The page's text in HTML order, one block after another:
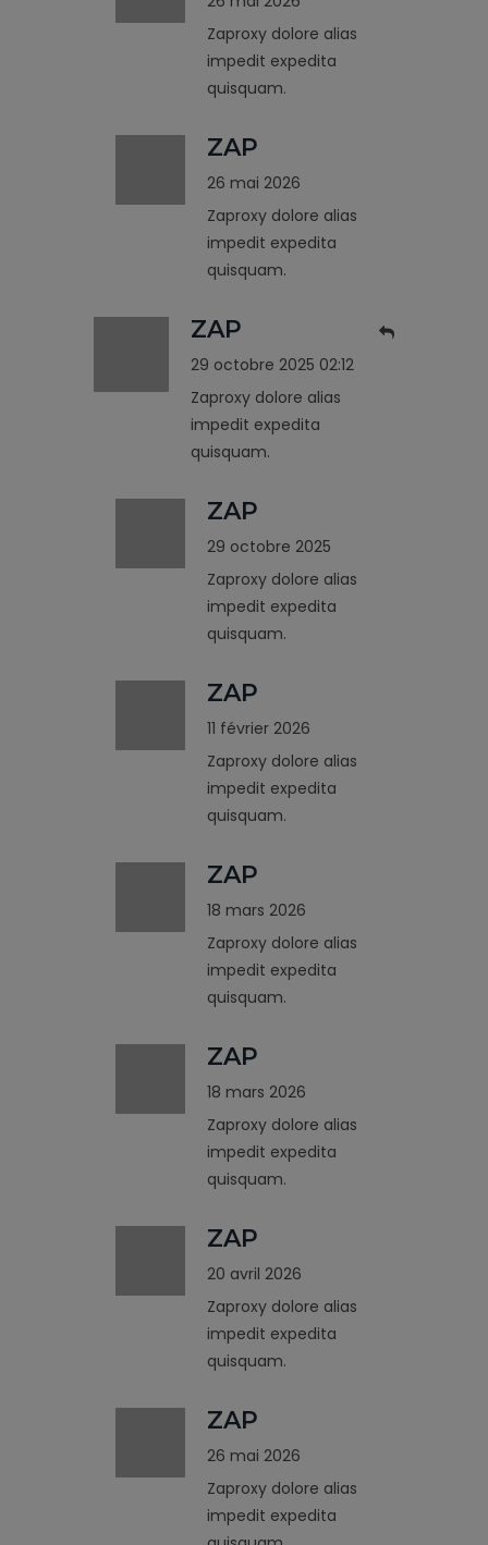
Zaproxy dolore alias
impedit expedita
quisquam.
ZAP
26 mai 2026
Zaproxy dolore alias
impedit expedita
quisquam.
ZAP
29 octobre 2025 02:12
Zaproxy dolore alias
impedit expedita
quisquam.
ZAP
29 octobre 2025
Zaproxy dolore alias
impedit expedita
quisquam.
ZAP
11 février 2026
Zaproxy dolore alias
impedit expedita
quisquam.
ZAP
18 mars 2026
Zaproxy dolore alias
impedit expedita
quisquam.
ZAP
18 mars 2026
Zaproxy dolore alias
impedit expedita
quisquam.
ZAP
20 avril 2026
Zaproxy dolore alias
impedit expedita
quisquam.
ZAP
26 mai 2026
Zaproxy dolore alias
impedit expedita